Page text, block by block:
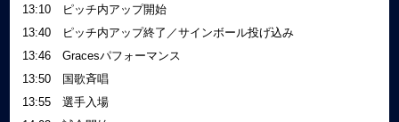
13:10 ピッチ内アップ開始
13:40 ピッチ内アップ終了／サインボール投げ込み
13:46 Gracesパフォーマンス
13:50 国歌斉唱
13:55 選手入場